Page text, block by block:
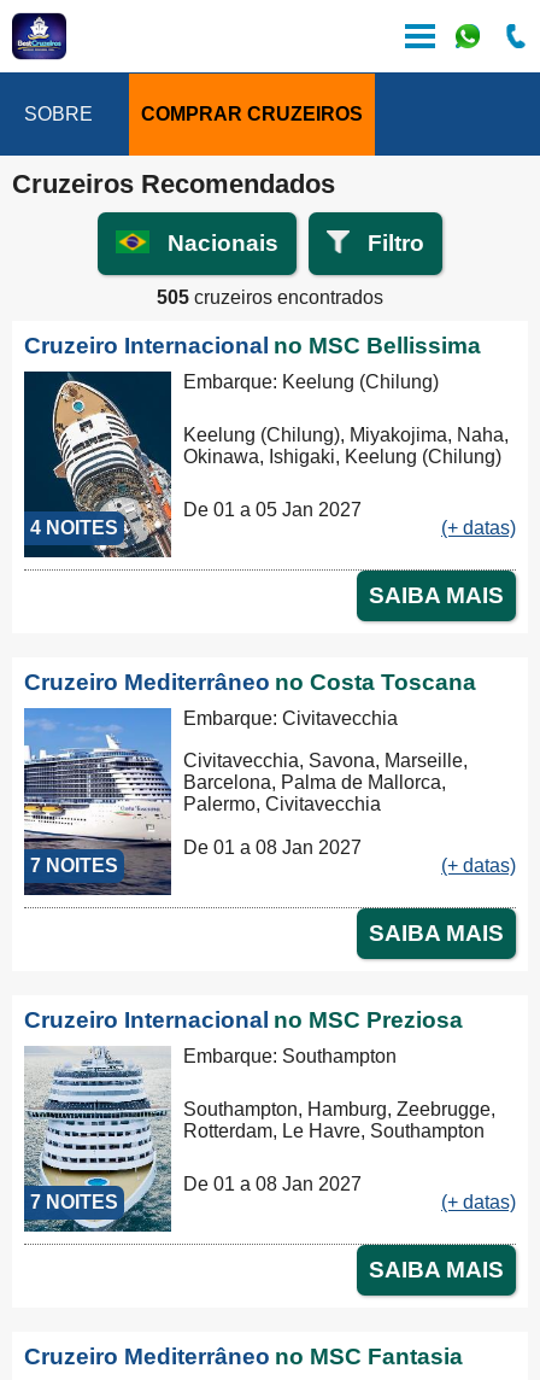
SOBRE COMPRAR CRUZEIROS
Cruzeiros Recomendados
Nacionais Filtro
505 cruzeiros encontrados
Cruzeiro Internacional no MSC Bellissima
4 NOITES
Embarque: Keelung (Chilung)
Keelung (Chilung), Miyakojima, Naha,
Okinawa, Ishigaki, Keelung (Chilung)
De 01 a 05 Jan 2027
(+ datas)
SAIBA MAIS
Cruzeiro Mediterrâneo no Costa Toscana
7 NOITES
Embarque: Civitavecchia
Civitavecchia, Savona, Marseille,
Barcelona, Palma de Mallorca,
Palermo, Civitavecchia
De 01 a 08 Jan 2027
(+ datas)
SAIBA MAIS
Cruzeiro Internacional no MSC Preziosa
7 NOITES
Embarque: Southampton
Southampton, Hamburg, Zeebrugge,
Rotterdam, Le Havre, Southampton
De 01 a 08 Jan 2027
(+ datas)
SAIBA MAIS
Cruzeiro Mediterrâneo no MSC Fantasia